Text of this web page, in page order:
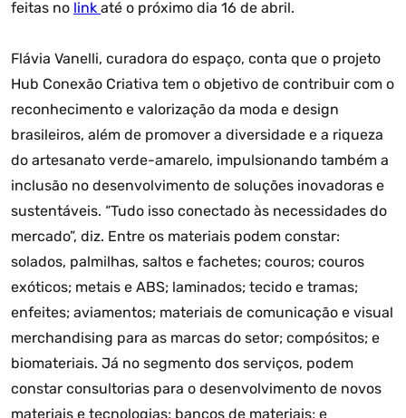
feitas no link até o próximo dia 16 de abril.
Flávia Vanelli, curadora do espaço, conta que o projeto
Hub Conexão Criativa tem o objetivo de contribuir com o
reconhecimento e valorização da moda e design
brasileiros, além de promover a diversidade e a riqueza
do artesanato verde-amarelo, impulsionando também a
inclusão no desenvolvimento de soluções inovadoras e
sustentáveis. “Tudo isso conectado às necessidades do
mercado”, diz. Entre os materiais podem constar:
solados, palmilhas, saltos e fachetes; couros; couros
exóticos; metais e ABS; laminados; tecido e tramas;
enfeites; aviamentos; materiais de comunicação e visual
merchandising para as marcas do setor; compósitos; e
biomateriais. Já no segmento dos serviços, podem
constar consultorias para o desenvolvimento de novos
materiais e tecnologias; bancos de materiais; e